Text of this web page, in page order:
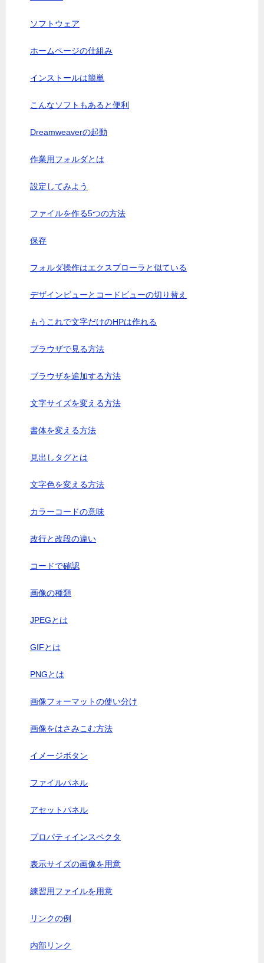
ソフトウェア
ホームページの仕組み
インストールは簡単
こんなソフトもあると便利
Dreamweaverの起動
作業用フォルダとは
設定してみよう
ファイルを作る5つの方法
保存
フォルダ操作はエクスプローラと似ている
デザインビューとコードビューの切り替え
もうこれで文字だけのHPは作れる
ブラウザで見る方法
ブラウザを追加する方法
文字サイズを変える方法
書体を変える方法
見出しタグとは
文字色を変える方法
カラーコードの意味
改行と改段の違い
コードで確認
画像の種類
JPEGとは
GIFとは
PNGとは
画像フォーマットの使い分け
画像をはさみこむ方法
イメージボタン
ファイルパネル
アセットパネル
プロパティインスペクタ
表示サイズの画像を用意
練習用ファイルを用意
リンクの例
内部リンク